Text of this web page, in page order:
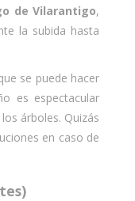
de Vilarantigo,
la subida hasta
se puede hacer
es espectacular
árboles. Quizás
en caso de